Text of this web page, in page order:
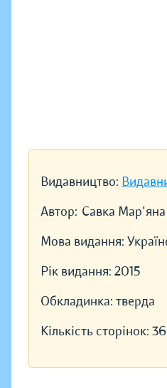
Видавництво:
Автор: Савка Мар'яна
Мова видання:
Рік видання: 2015
Обкладинка: тверда
Кількість сторінок: 36